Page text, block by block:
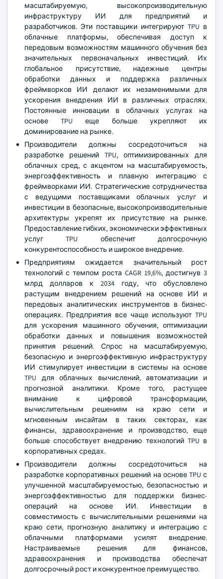
масштабируемую, высокопроизводительную
инфраструктуру ИИ для предприятий и
разработчиков. Эти поставщики интегрируют TPU в
облачные платформы, обеспечивая доступ к
передовым возможностям машинного обучения без
значительных первоначальных инвестиций. Их
глобальное присутствие, надежные центры
обработки данных и поддержка различных
фреймворков ИИ делают их незаменимыми для
ускорения внедрения ИИ в различных отраслях.
Постоянные инновации в облачных услугах на
основе TPU еще больше укрепляют их
доминирование на рынке.
Производители должны сосредоточиться на
разработке решений TPU, оптимизированных для
облачных сред, с акцентом на масштабируемость,
энергоэффективность и плавную интеграцию с
фреймворками ИИ. Стратегические сотрудничества
с ведущими поставщиками облачных услуг и
инвестиции в безопасные, высокопроизводительные
архитектуры укрепят их присутствие на рынке.
Предоставление гибких, экономически эффективных
услуг TPU обеспечит долгосрочную
конкурентоспособность и широкое внедрение.
Предприятиям ожидается значительный рост
технологий с темпом роста CAGR 19,6%, достигнув 3
млрд долларов к 2034 году, что обусловлено
растущим внедрением решений на основе ИИ и
передовых аналитических инструментов в бизнес-
операциях. Предприятия все чаще используют TPU
для ускорения машинного обучения, оптимизации
обработки данных и повышения возможностей
принятия решений. Спрос на масштабируемую,
безопасную и энергоэффективную инфраструктуру
ИИ стимулирует инвестиции в системы на основе
TPU для облачных вычислений, автоматизации и
прогнозной аналитики. Кроме того, растущее
внимание к цифровой трансформации,
вычислительным решениям на краю сети и
мгновенным инсайтам в таких секторах, как
финансы, здравоохранение и производство, еще
больше способствует внедрению технологий TPU в
корпоративных средах.
Производители должны сосредоточиться на
разработке корпоративных решений на основе TPU с
улучшенной масштабируемостью, безопасностью и
энергоэффективностью для поддержки бизнес-
операций на основе ИИ. Инвестиции в
совместимость с вычислительными решениями на
краю сети, прогнозную аналитику и интеграцию с
облачными платформами усилят внедрение.
Настраиваемые решения для финансов,
здравоохранения и производства обеспечат
долгосрочный рост и конкурентное преимущество.